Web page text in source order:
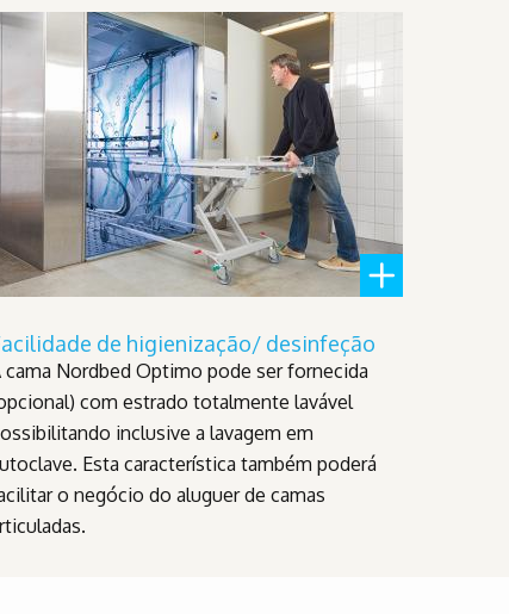
de higienização/ desinfeção
cama Nordbed Optimo pode ser fornecida
com estrado totalmente lavável
inclusive a lavagem em
Esta característica também poderá
o negócio do aluguer de camas